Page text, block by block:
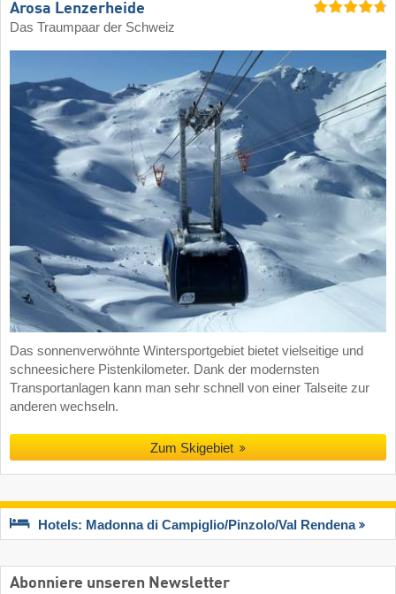
Arosa Lenzerheide
Das Traumpaar der Schweiz
Das sonnenverwöhnte Wintersportgebiet bietet vielseitige und
schneesichere Pistenkilometer. Dank der modernsten
Transportanlagen kann man sehr schnell von einer Talseite zur
anderen wechseln.
Zum Skigebiet
Hotels: Madonna di Campiglio/​Pinzolo/​Val Rendena
Abonniere unseren Newsletter